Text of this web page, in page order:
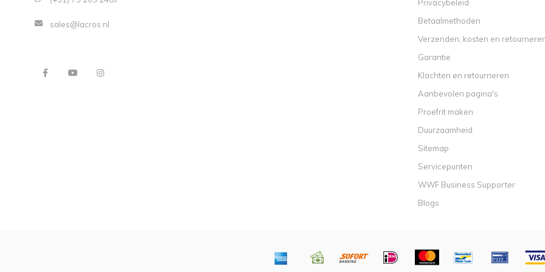
sales@lacros.nl
Privacybeleid
Betaalmethoden
Verzenden, kosten en
Garantie
Klachten en retourneren
Aanbevolen pagina's
Proefrit maken
Duurzaamheid
Sitemap
Servicepunten
WWF Business Supporter
Blogs